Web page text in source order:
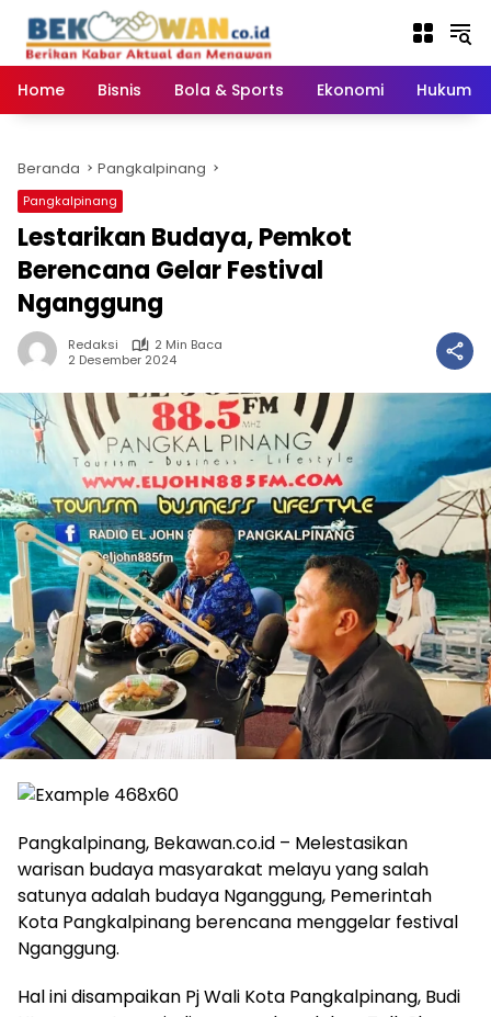
konten
Home
Bisnis Bola & Sports Ekonomi Hukum
Beranda Pangkalpinang
Pangkalpinang
Lestarikan Budaya, Pemkot
Berencana Gelar Festival
Nganggung
Redaksi
2 Min Baca
2 Desember 2024
Pangkalpinang, Bekawan.co.id – Melestasikan
warisan budaya masyarakat melayu yang salah
satunya adalah budaya Nganggung, Pemerintah
Kota Pangkalpinang berencana menggelar festival
Nganggung.
Hal ini disampaikan Pj Wali Kota Pangkalpinang, Budi